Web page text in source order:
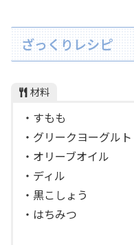
ざっくりレシピ
材料
・すもも
・グリークヨーグルト
・オリーブオイル
・ディル
・黒こしょう
・はちみつ